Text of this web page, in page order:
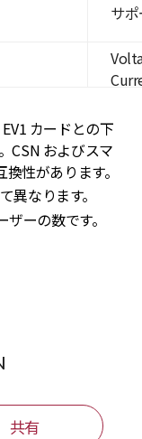
サ
カードとの下
CSN およびスマ
性があります。
異なります。
ーの数です。
共有